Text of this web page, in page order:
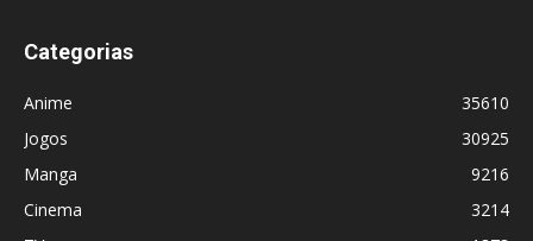
Categorias
Anime
35610
Jogos
30925
Manga
9216
Cinema
3214